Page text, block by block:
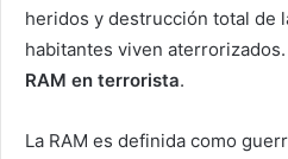
heridos y destrucción total de
habitantes viven aterrorizados.
RAM en terrorista.
La RAM es definida como